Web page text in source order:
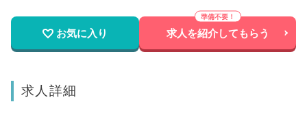
お気に入り 求人を紹介してもらう
求人詳細